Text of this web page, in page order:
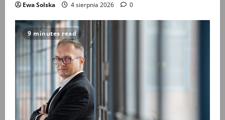
Ewa Solska 4 sierpnia 2026 0
9 minutes read